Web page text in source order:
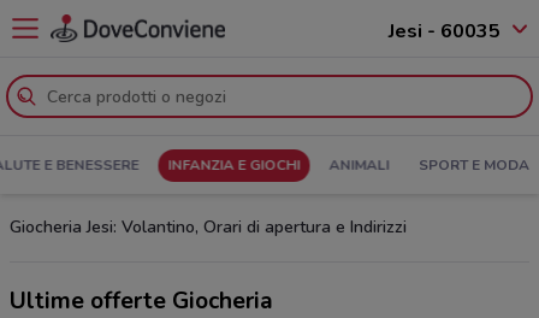
Jesi - 60035
E BENESSERE INFANZIA E GIOCHI ANIMALI SPORT E MODA
Giocheria Jesi: Volantino, Orari di apertura e Indirizzi
Ultime offerte Giocheria